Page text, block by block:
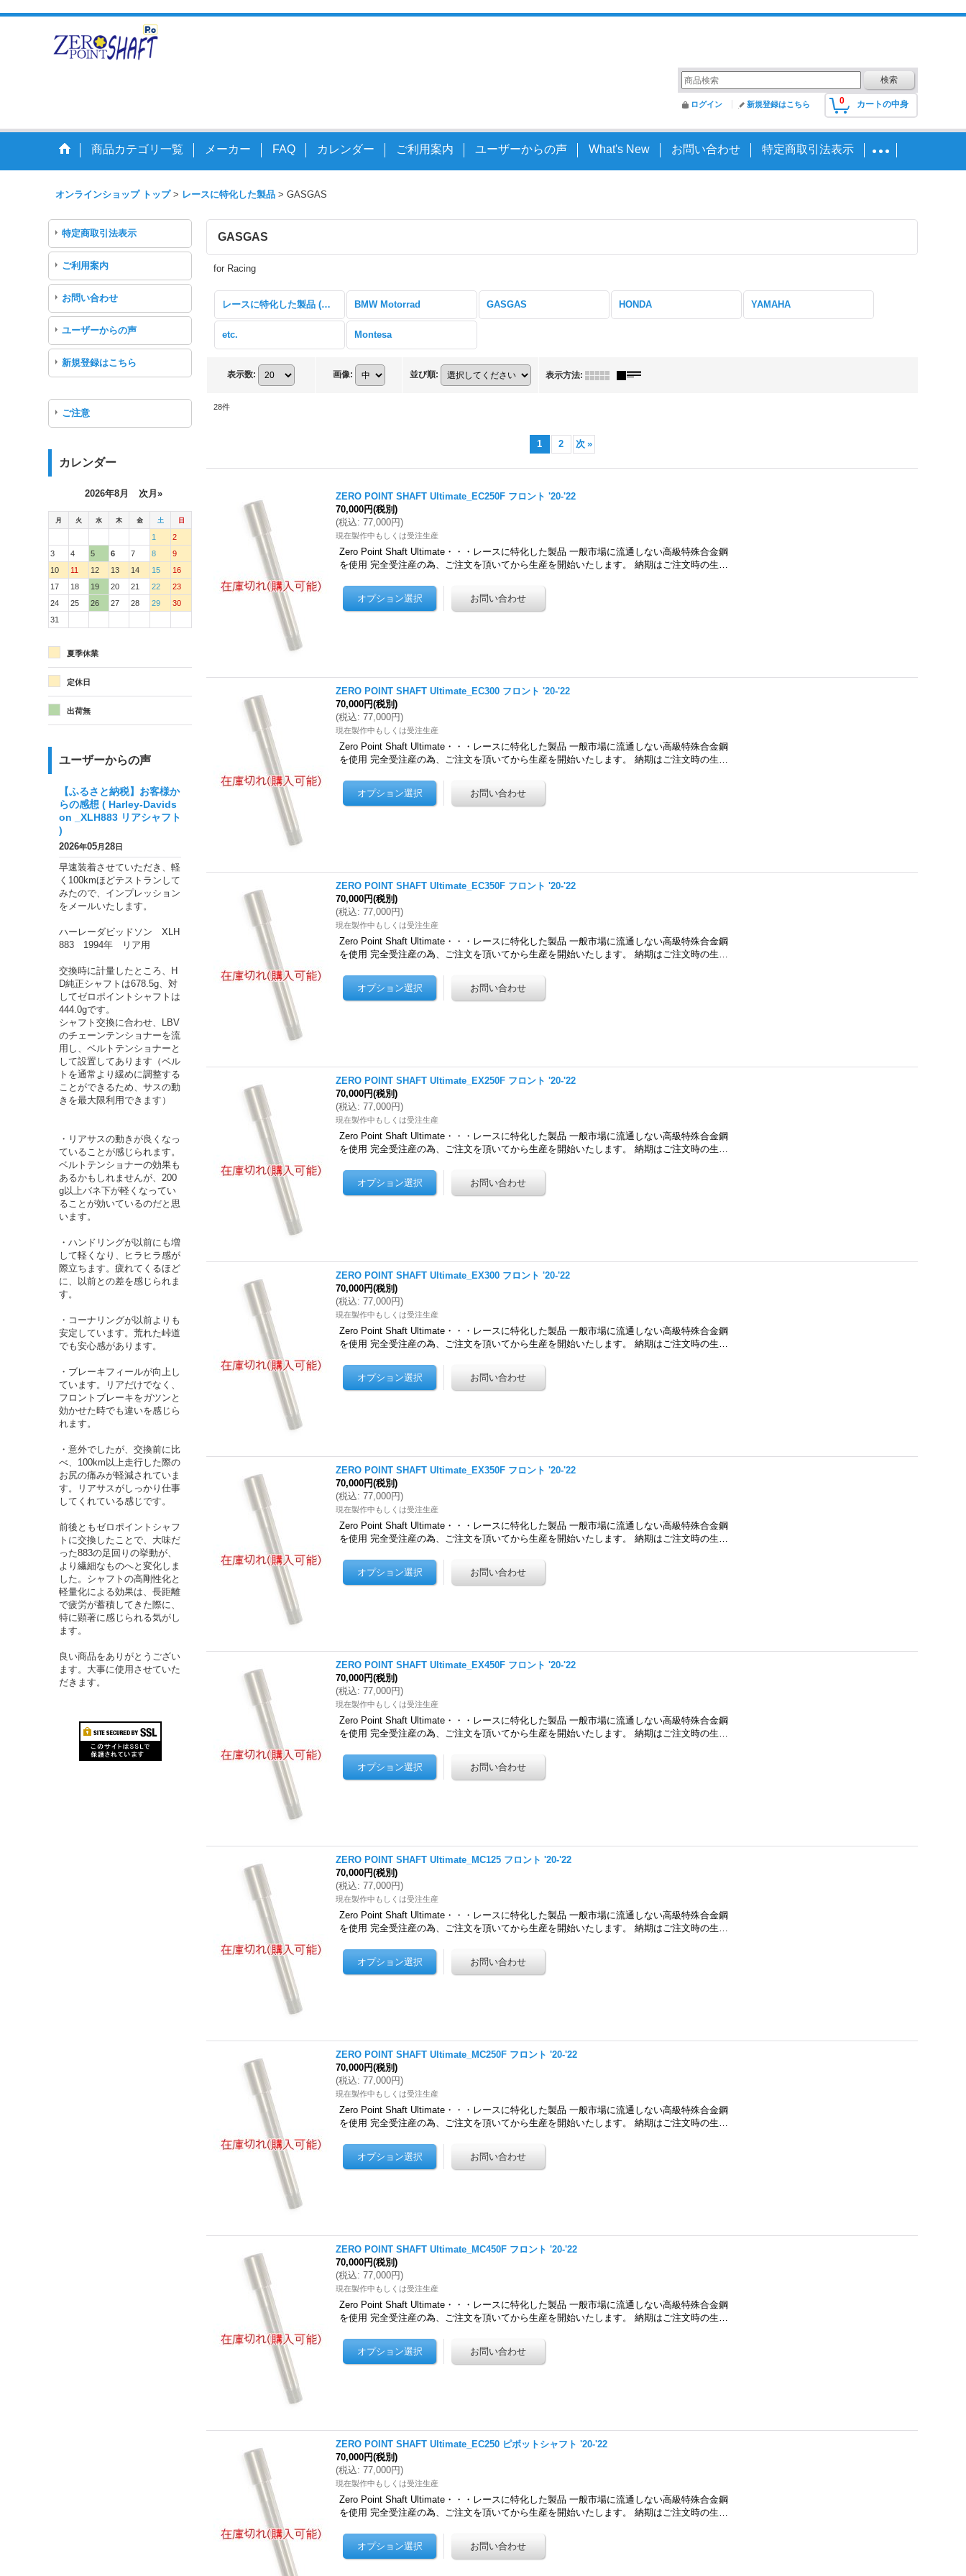
0 カートの中身
ログイン 新規登録はこちら
商品カテゴリ一覧 メーカー FAQ カレンダー ご利用案内 ユーザーからの声 What's New お問い合わせ 特定商取引法表示
オンラインショップ トップ > レースに特化した製品 > GASGAS
特定商取引法表示
ご利用案内
お問い合わせ
ユーザーからの声
新規登録はこちら
ご注意
カレンダー
2026年8月 次月»
月 火 水 木 金 土 日
1
2
3
4 5 6 7 8
9
10
11 12 13 14 15
16
17
18 19 20 21 22
23
24
25 26 27 28 29
30
31
夏季休業
定休日
出荷無
ユーザーからの声
【ふるさと納税】お客様か
らの感想 ( Harley-Davids
on _XLH883 リアシャフト
)
2026年05月28日
早速装着させていただき、軽
く100kmほどテストランして
みたので、インプレッション
をメールいたします。
ハーレーダビッドソン XLH
883 1994年 リア用
交換時に計量したところ、H
D純正シャフトは678.5g、対
してゼロポイントシャフトは
444.0gです。
シャフト交換に合わせ、LBV
のチェーンテンショナーを流
用し、ベルトテンショナーと
して設置してあります（ベル
トを通常より緩めに調整する
ことができるため、サスの動
きを最大限利用できます）
・リアサスの動きが良くなっ
ていることが感じられます。
ベルトテンショナーの効果も
あるかもしれませんが、200
g以上バネ下が軽くなってい
ることが効いているのだと思
います。
・ハンドリングが以前にも増
して軽くなり、ヒラヒラ感が
際立ちます。疲れてくるほど
に、以前との差を感じられま
す。
・コーナリングが以前よりも
安定しています。荒れた峠道
でも安心感があります。
・ブレーキフィールが向上し
ています。リアだけでなく、
フロントブレーキをガツンと
効かせた時でも違いを感じら
れます。
・意外でしたが、交換前に比
べ、100km以上走行した際の
お尻の痛みが軽減されていま
す。リアサスがしっかり仕事
してくれている感じです。
前後ともゼロポイントシャフ
トに交換したことで、大味だ
った883の足回りの挙動が、
より繊細なものへと変化しま
した。シャフトの高剛性化と
軽量化による効果は、長距離
で疲労が蓄積してきた際に、
特に顕著に感じられる気がし
ます。
良い商品をありがとうござい
ます。大事に使用させていた
だきます。
GASGAS
for Racing
レースに特化した製品 (全商品) BMW Motorrad GASGAS HONDA YAMAHA
etc. Montesa
表示数: 画像: 並び順: 表示方法:
28件
1 2 次 »
ZERO POINT SHAFT Ultimate_EC250F フロント '20-'22
70,000円(税別)
(税込: 77,000円)
現在製作中もしくは受注生産
Zero Point Shaft Ultimate・・・レースに特化した製品 一般市場に流通しない高級特殊合金鋼
を使用 完全受注産の為、ご注文を頂いてから生産を開始いたします。 納期はご注文時の生…
ZERO POINT SHAFT Ultimate_EC300 フロント '20-'22
70,000円(税別)
(税込: 77,000円)
現在製作中もしくは受注生産
Zero Point Shaft Ultimate・・・レースに特化した製品 一般市場に流通しない高級特殊合金鋼
を使用 完全受注産の為、ご注文を頂いてから生産を開始いたします。 納期はご注文時の生…
ZERO POINT SHAFT Ultimate_EC350F フロント '20-'22
70,000円(税別)
(税込: 77,000円)
現在製作中もしくは受注生産
Zero Point Shaft Ultimate・・・レースに特化した製品 一般市場に流通しない高級特殊合金鋼
を使用 完全受注産の為、ご注文を頂いてから生産を開始いたします。 納期はご注文時の生…
ZERO POINT SHAFT Ultimate_EX250F フロント '20-'22
70,000円(税別)
(税込: 77,000円)
現在製作中もしくは受注生産
Zero Point Shaft Ultimate・・・レースに特化した製品 一般市場に流通しない高級特殊合金鋼
を使用 完全受注産の為、ご注文を頂いてから生産を開始いたします。 納期はご注文時の生…
ZERO POINT SHAFT Ultimate_EX300 フロント '20-'22
70,000円(税別)
(税込: 77,000円)
現在製作中もしくは受注生産
Zero Point Shaft Ultimate・・・レースに特化した製品 一般市場に流通しない高級特殊合金鋼
を使用 完全受注産の為、ご注文を頂いてから生産を開始いたします。 納期はご注文時の生…
ZERO POINT SHAFT Ultimate_EX350F フロント '20-'22
70,000円(税別)
(税込: 77,000円)
現在製作中もしくは受注生産
Zero Point Shaft Ultimate・・・レースに特化した製品 一般市場に流通しない高級特殊合金鋼
を使用 完全受注産の為、ご注文を頂いてから生産を開始いたします。 納期はご注文時の生…
ZERO POINT SHAFT Ultimate_EX450F フロント '20-'22
70,000円(税別)
(税込: 77,000円)
現在製作中もしくは受注生産
Zero Point Shaft Ultimate・・・レースに特化した製品 一般市場に流通しない高級特殊合金鋼
を使用 完全受注産の為、ご注文を頂いてから生産を開始いたします。 納期はご注文時の生…
ZERO POINT SHAFT Ultimate_MC125 フロント '20-'22
70,000円(税別)
(税込: 77,000円)
現在製作中もしくは受注生産
Zero Point Shaft Ultimate・・・レースに特化した製品 一般市場に流通しない高級特殊合金鋼
を使用 完全受注産の為、ご注文を頂いてから生産を開始いたします。 納期はご注文時の生…
ZERO POINT SHAFT Ultimate_MC250F フロント '20-'22
70,000円(税別)
(税込: 77,000円)
現在製作中もしくは受注生産
Zero Point Shaft Ultimate・・・レースに特化した製品 一般市場に流通しない高級特殊合金鋼
を使用 完全受注産の為、ご注文を頂いてから生産を開始いたします。 納期はご注文時の生…
ZERO POINT SHAFT Ultimate_MC450F フロント '20-'22
70,000円(税別)
(税込: 77,000円)
現在製作中もしくは受注生産
Zero Point Shaft Ultimate・・・レースに特化した製品 一般市場に流通しない高級特殊合金鋼
を使用 完全受注産の為、ご注文を頂いてから生産を開始いたします。 納期はご注文時の生…
ZERO POINT SHAFT Ultimate_EC250 ピボットシャフト '20-'22
70,000円(税別)
(税込: 77,000円)
現在製作中もしくは受注生産
Zero Point Shaft Ultimate・・・レースに特化した製品 一般市場に流通しない高級特殊合金鋼
を使用 完全受注産の為、ご注文を頂いてから生産を開始いたします。 納期はご注文時の生…